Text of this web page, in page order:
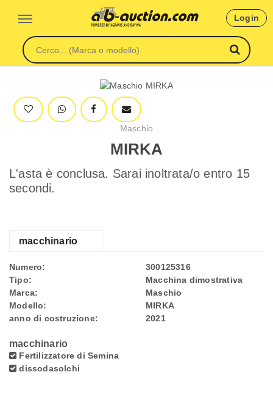
Login
Maschio
MIRKA
L'asta è conclusa. Sarai inoltrata/o entro 15
secondi.
macchinario
Numero:
300125316
Tipo:
Macchina dimostrativa
Marca:
Maschio
Modello:
MIRKA
anno di costruzione:
2021
macchinario
Fertilizzatore di Semina
dissodasolchi